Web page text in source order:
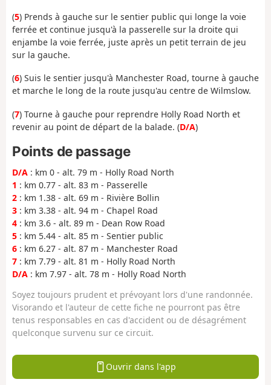
(5) Prends à gauche sur le sentier public qui longe la voie
ferrée et continue jusqu'à la passerelle sur la droite qui
enjambe la voie ferrée, juste après un petit terrain de jeu
sur la gauche.
(6) Suis le sentier jusqu'à Manchester Road, tourne à gauche
et marche le long de la route jusqu'au centre de Wilmslow.
(7) Tourne à gauche pour reprendre Holly Road North et
revenir au point de départ de la balade. (D/A)
Points de passage
D/A : km 0 - alt. 79 m - Holly Road North
1 : km 0.77 - alt. 83 m - Passerelle
2 : km 1.38 - alt. 69 m - Rivière Bollin
3 : km 3.38 - alt. 94 m - Chapel Road
4 : km 3.6 - alt. 89 m - Dean Row Road
5 : km 5.44 - alt. 85 m - Sentier public
6 : km 6.27 - alt. 87 m - Manchester Road
7 : km 7.79 - alt. 81 m - Holly Road North
D/A : km 7.97 - alt. 78 m - Holly Road North
Soyez toujours prudent et prévoyant lors d'une randonnée.
Visorando et l'auteur de cette fiche ne pourront pas être
tenus responsables en cas d'accident ou de désagrément
quelconque survenu sur ce circuit.
Ouvrir dans l'app